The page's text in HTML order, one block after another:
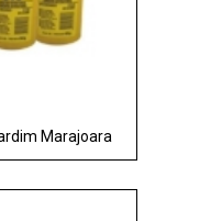
Marajoara